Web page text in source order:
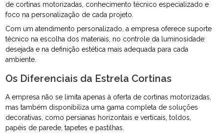
de cortinas motorizadas, conhecimento técnico especializado e
foco na personalização de cada projeto.
Com um atendimento personalizado, a empresa oferece suporte
técnico na escolha dos materiais, no controle da luminosidade
desejada e na definição estética mais adequada para cada
ambiente.
Os Diferenciais da Estrela Cortinas
A empresa não se limita apenas à oferta de cortinas motorizadas,
mas também disponibiliza uma gama completa de soluções
decorativas, como persianas horizontais e verticais, toldos,
papéis de parede, tapetes e pastilhas.